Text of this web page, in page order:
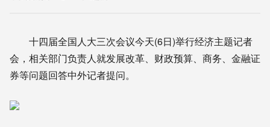
十四届全国人大三次会议今天(6日)举行经济主题记者
会，相关部门负责人就发展改革、财政预算、商务、金融证
券等问题回答中外记者提问。